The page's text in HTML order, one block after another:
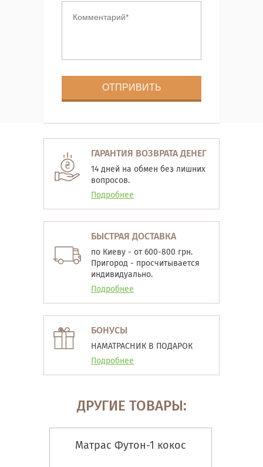
ГАРАНТИЯ ВОЗВРАТА ДЕНЕГ
14 дней на обмен без лишних
вопросов.
Подробнее
БЫСТРАЯ ДОСТАВКА
по Киеву - от 600-800 грн.
Пригород - просчитывается
индивидуально.
Подробнее
БОНУСЫ
НАМАТРАСНИК В ПОДАРОК
Подробнее
ДРУГИЕ ТОВАРЫ:
Матрас Футон-1 кокос